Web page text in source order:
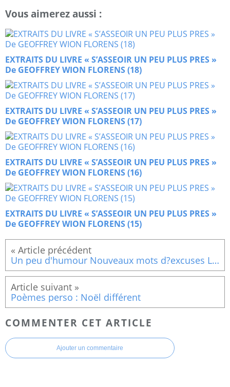
Vous aimerez aussi :
EXTRAITS DU LIVRE « S’ASSEOIR UN PEU PLUS PRES »
De GEOFFREY WION FLORENS (18)
EXTRAITS DU LIVRE « S’ASSEOIR UN PEU PLUS PRES »
De GEOFFREY WION FLORENS (17)
EXTRAITS DU LIVRE « S’ASSEOIR UN PEU PLUS PRES »
De GEOFFREY WION FLORENS (16)
EXTRAITS DU LIVRE « S’ASSEOIR UN PEU PLUS PRES »
De GEOFFREY WION FLORENS (15)
Un peu d'humour Nouveaux mots d?excuses Les incompréhensions
Poèmes perso : Noël différent
COMMENTER CET ARTICLE
Ajouter un commentaire